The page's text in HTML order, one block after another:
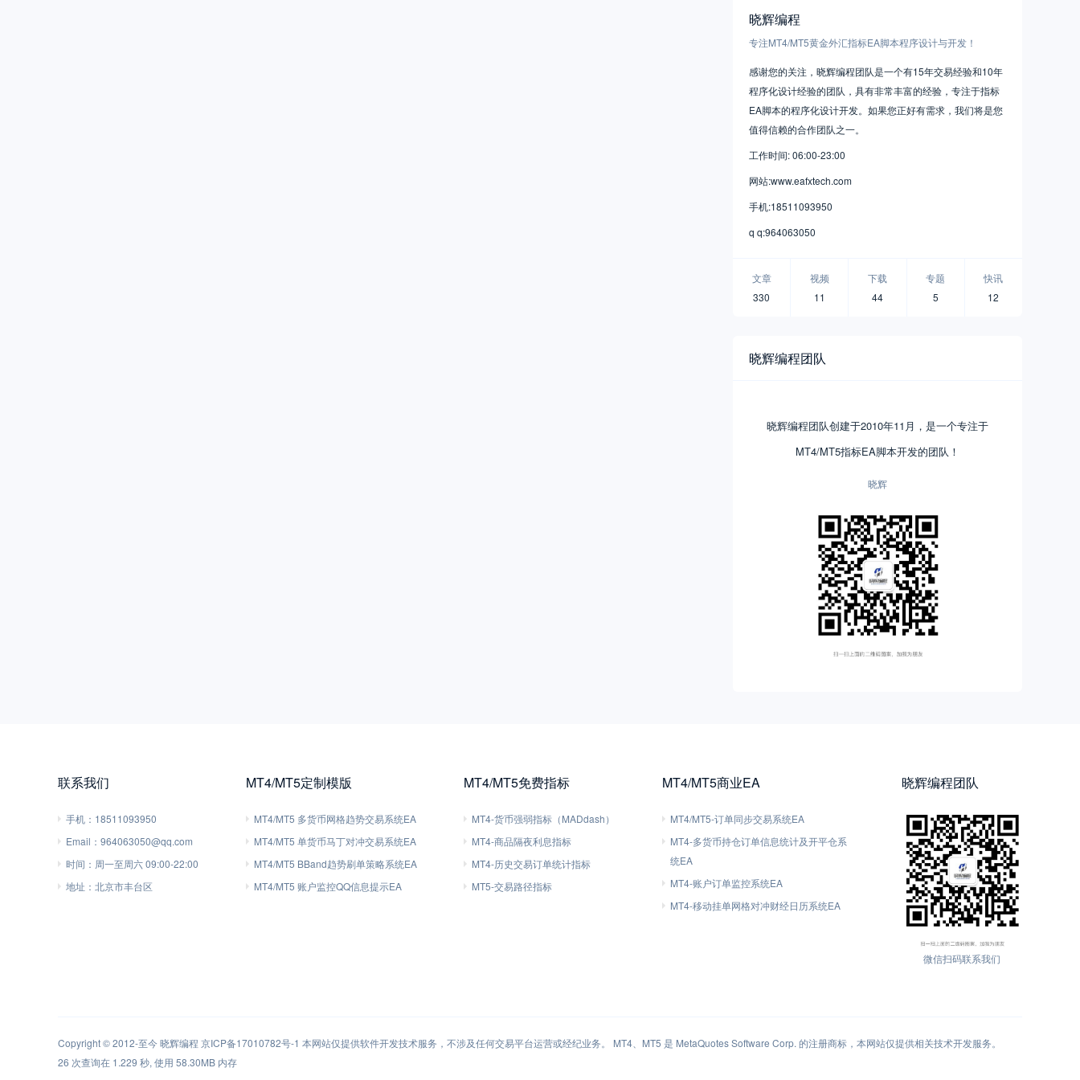
晓辉编程
专注MT4/MT5黄金外汇指标EA脚本程序设计与开发！
感谢您的关注，晓辉编程团队是一个有15年交易经验和10年
程序化设计经验的团队，具有非常丰富的经验，专注于指标
EA脚本的程序化设计开发。如果您正好有需求，我们将是您
值得信赖的合作团队之一。
工作时间: 06:00-23:00
网站:www.eafxtech.com
手机:18511093950
q q:964063050
文章
330
视频
11
下载
44
专题
5
快讯
12
晓辉编程团队
晓辉编程团队创建于2010年11月，是一个专注于
MT4/MT5指标EA脚本开发的团队！
晓辉
联系我们
手机： 18511093950
Email： 964063050@qq.com
时间： 周一至周六 09:00-22:00
地址： 北京市丰台区
MT4/MT5定制模版
MT4/MT5 多货币网格趋势交易系统EA
MT4/MT5 单货币马丁对冲交易系统EA
MT4/MT5 BBand趋势刷单策略系统EA
MT4/MT5 账户监控QQ信息提示EA
MT4/MT5免费指标
MT4-货币强弱指标（MADdash）
MT4-商品隔夜利息指标
MT4-历史交易订单统计指标
MT5-交易路径指标
MT4/MT5商业EA
MT4/MT5-订单同步交易系统EA
MT4-多货币持仓订单信息统计及开平仓系
统EA
MT4-账户订单监控系统EA
MT4-移动挂单网格对冲财经日历系统EA
晓辉编程团队
微信扫码联系我们
Copyright © 2012-至今晓辉编程 京ICP备17010782号-1 本网站仅提供软件开发技术服务，不涉及任何交易平台运营或经纪业务。 MT4、MT5 是 MetaQuotes Software Corp. 的注册商标，本网站仅提供相关技术开发服务。
26 次查询在 1.229 秒, 使用 58.30MB 内存